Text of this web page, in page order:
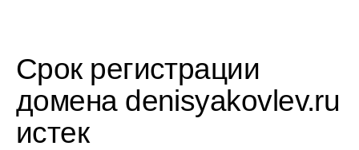
Срок регистрации
домена denisyakovlev.ru
истек